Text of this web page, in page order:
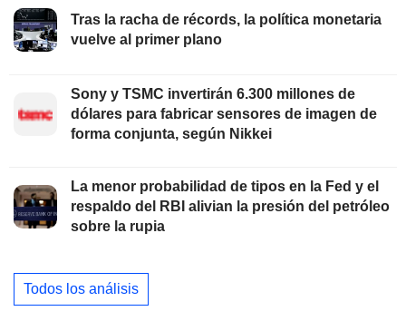
Tras la racha de récords, la política monetaria
vuelve al primer plano
Sony y TSMC invertirán 6.300 millones de
dólares para fabricar sensores de imagen de
forma conjunta, según Nikkei
La menor probabilidad de tipos en la Fed y el
respaldo del RBI alivian la presión del petróleo
sobre la rupia
Todos los análisis